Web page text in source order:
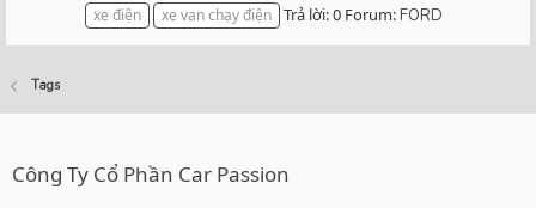
xe điện
xe van chạy điện Trả lời: 0 Forum:FORD
Tags
Công Ty Cổ Phần Car Passion